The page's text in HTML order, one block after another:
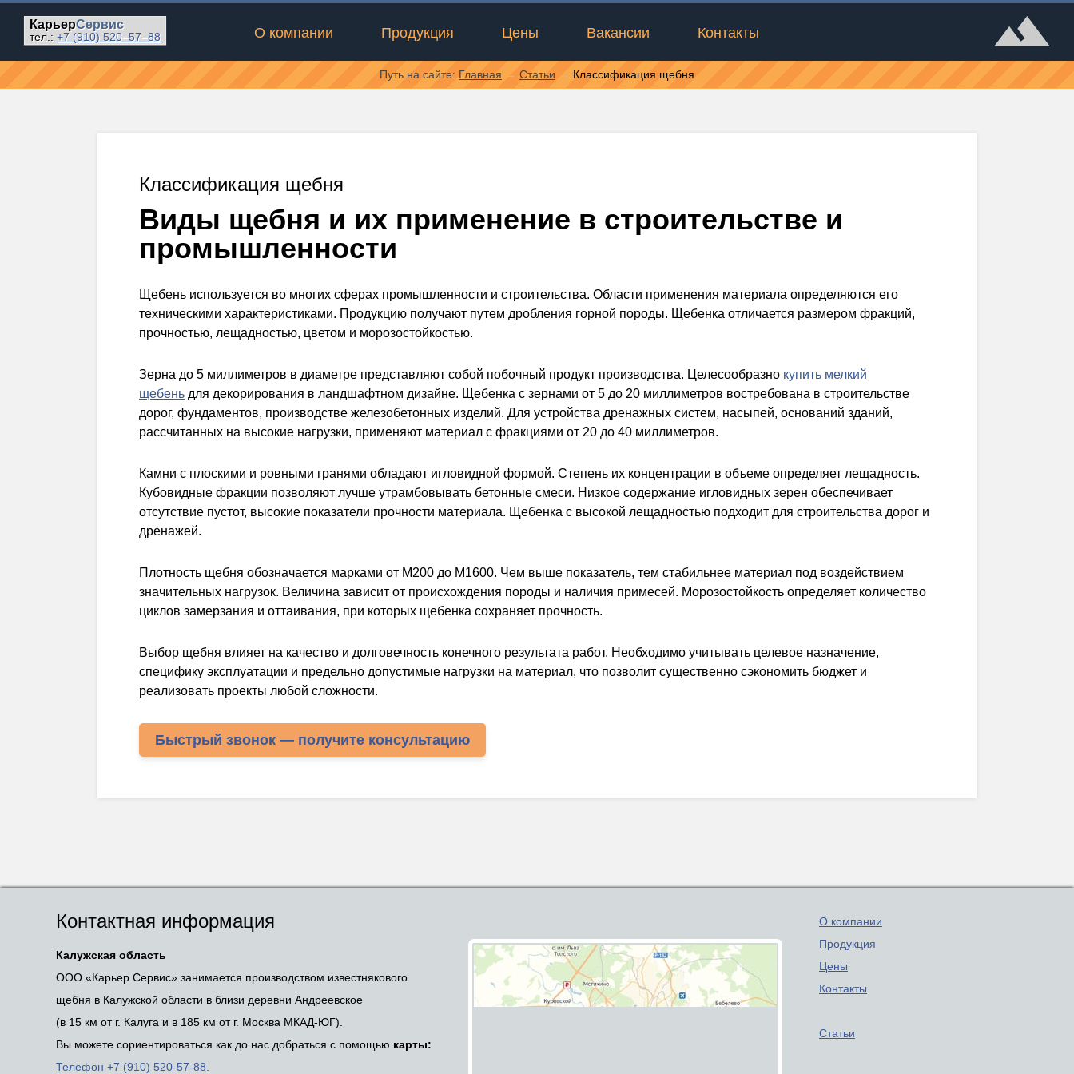
КарьерСервис
тел.: +7 (910) 520–57–88 О компании Продукция Цены Вакансии Контакты
Путь на сайте: Главная → Статьи → Классификация щебня
Классификация щебня
Виды щебня и их применение в строительстве и
промышленности
Щебень используется во многих сферах промышленности и строительства. Области применения материала определяются его
техническими характеристиками. Продукцию получают путем дробления горной породы. Щебенка отличается размером фракций,
прочностью, лещадностью, цветом и морозостойкостью.
Зерна до 5 миллиметров в диаметре представляют собой побочный продукт производства. Целесообразно купить мелкий
щебень для декорирования в ландшафтном дизайне. Щебенка с зернами от 5 до 20 миллиметров востребована в строительстве
дорог, фундаментов, производстве железобетонных изделий. Для устройства дренажных систем, насыпей, оснований зданий,
рассчитанных на высокие нагрузки, применяют материал с фракциями от 20 до 40 миллиметров.
Камни с плоскими и ровными гранями обладают игловидной формой. Степень их концентрации в объеме определяет лещадность.
Кубовидные фракции позволяют лучше утрамбовывать бетонные смеси. Низкое содержание игловидных зерен обеспечивает
отсутствие пустот, высокие показатели прочности материала. Щебенка с высокой лещадностью подходит для строительства дорог и
дренажей.
Плотность щебня обозначается марками от М200 до М1600. Чем выше показатель, тем стабильнее материал под воздействием
значительных нагрузок. Величина зависит от происхождения породы и наличия примесей. Морозостойкость определяет количество
циклов замерзания и оттаивания, при которых щебенка сохраняет прочность.
Выбор щебня влияет на качество и долговечность конечного результата работ. Необходимо учитывать целевое назначение,
специфику эксплуатации и предельно допустимые нагрузки на материал, что позволит существенно сэкономить бюджет и
реализовать проекты любой сложности.
Быстрый звонок — получите консультацию
Контактная информация
Калужская область
ООО «Карьер Сервис» занимается производством известнякового
щебня в Калужской области в близи деревни Андреевское
(в 15 км от г. Калуга и в 185 км от г. Москва МКАД-ЮГ).
Вы можете сориентироваться как до нас добраться с помощью карты:
Телефон +7 (910) 520-57-88.
О компании
Продукция
Цены
Контакты
Статьи